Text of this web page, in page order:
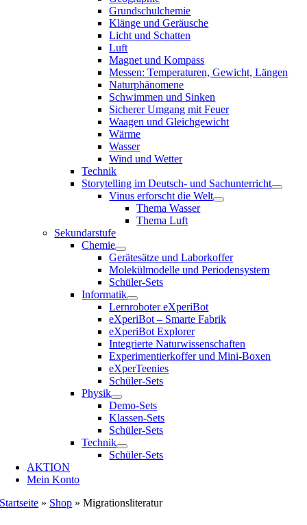
Grundschulchemie
Klänge und Geräusche
Licht und Schatten
Luft
Magnet und Kompass
Messen: Temperaturen, Gewicht, Längen
Naturphänomene
Schwimmen und Sinken
Sicherer Umgang mit Feuer
Waagen und Gleichgewicht
Wärme
Wasser
Wind und Wetter
Technik
Storytelling im Deutsch- und Sachunterricht
Vinus erforscht die Welt
Thema Wasser
Thema Luft
Sekundarstufe
Chemie
Gerätesätze und Laborkoffer
Molekülmodelle und Periodensystem
Schüler-Sets
Informatik
Lernroboter eXperiBot
eXperiBot – Smarte Fabrik
eXperiBot Explorer
Integrierte Naturwissenschaften
Experimentierkoffer und Mini-Boxen
eXperTeenies
Schüler-Sets
Physik
Demo-Sets
Klassen-Sets
Schüler-Sets
Technik
Schüler-Sets
AKTION
Mein Konto
Startseite » Shop »Migrationsliteratur